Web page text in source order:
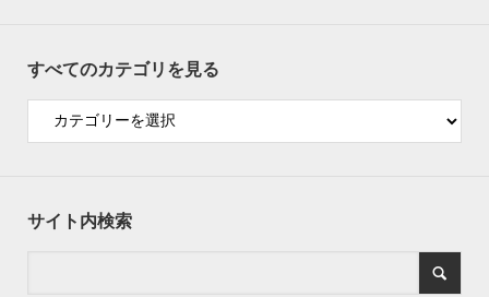
すべてのカテゴリを見る
サイト内検索